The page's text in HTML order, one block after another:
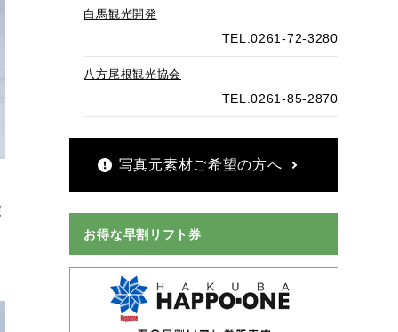
白馬観光開発
TEL.0261-72-3280
八方尾根観光協会
TEL.0261-85-2870
写真元素材ご希望の方へ
お得な早割リフト券